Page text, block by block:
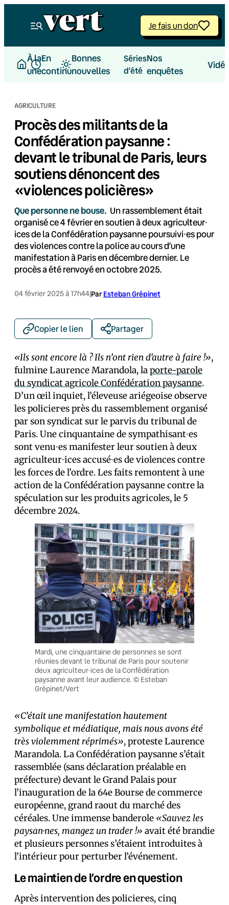
Je fais un don
À la
une
En
continu
Bonnes
nouvelles
Séries
d’été
Nos
enquêtes
AGRICULTURE
Procès des militants de la
Confédération paysanne :
devant le tribunal de Paris, leurs
soutiens dénoncent des
«violences policières»
Que personne ne bouse. Un rassemblement était
organisé ce 4 février en soutien à deux agriculteur⸱
ices de la Confédération paysanne poursuivi⸱es pour
des violences contre la police au cours d’une
manifestation à Paris en décembre dernier. Le
procès a été renvoyé en octobre 2025.
04 février 2025 à 17h44|Par Esteban Grépinet
Copier le lien Partager
«Ils sont encore là ? Ils n’ont rien d’autre à faire !»,
fulmine Laurence Marandola, laporte-parole
du syndicat agricole Confédération paysanne.
D’un œil inquiet, l’éleveuse ariégeoise observe
les policier·es près du rassemblement organisé
par son syndicat sur le parvis du tribunal de
Paris. Une cinquantaine de sympathisant⸱es
sont venu⸱es manifester leur soutien à deux
agriculteur⸱ices accusé⸱es de violences contre
les forces de l’ordre. Les faits remontent à une
action de la Confédération paysanne contre la
spéculation sur les produits agricoles, le 5
décembre 2024.
Mardi, une cinquantaine de personnes se sont
réunies devant le tribunal de Paris pour soutenir
deux agriculteur·ices de la Confédération
paysanne avant leur audience. © Esteban
Grépinet/Vert
«C’était une manifestation hautement
symbolique et médiatique, mais nous avons été
très violemment réprimés», proteste Laurence
Marandola. La Confédération paysanne s’était
rassemblée (sans déclaration préalable en
préfecture) devant le Grand Palais pour
l’inauguration de la 64e Bourse de commerce
européenne, grand raout du marché des
céréales. Une immense banderole «Sauvez les
paysan·nes, mangez un trader !» avait été brandie
et plusieurs personnes s’étaient introduites à
l’intérieur pour perturber l’événement.
Le maintien de l’ordre en question
Après intervention des policier·es, cinq